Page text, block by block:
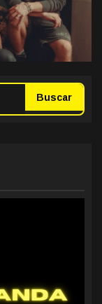
Buscar